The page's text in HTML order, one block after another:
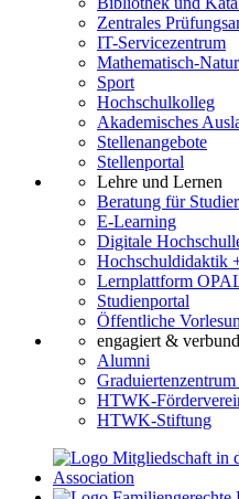
Zentrales
IT-Servicezentrum
Mathematisch-
Sport
Hochschulkolleg
Akademisches
Stellenangebote
Stellenportal
Lehre und Lernen
Beratung für
E-Learning
Digitale
Hochschuldidaktik
Lernplattform
Studienportal
Öffentliche
engagiert &
Alumni
HTWK-
HTWK-Stiftung